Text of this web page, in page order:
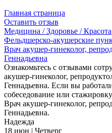
Главная страница
Оставить отзыв
Медицина / Здоровье / Красота
Фельдшерско-акушерские
Врач акушер-гинеколог,
Геннадьевна
Ознакомьтесь с отзывами
акушер-гинеколог,
Геннадьевна. Если вы
собеседование или
Врач акушер-гинеколог,
Геннадьевна.
Надежда
18 июн | Четверг